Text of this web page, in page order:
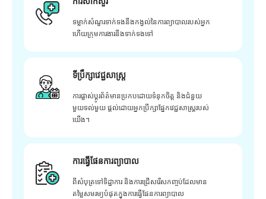
ទម្លាក់សំណួរទាក់ទងនឹងកង្វល់នៃការព្យាបាលរបស់អ្នក
ហើយក្រុមការងារនឹងទាក់ទងទៅ
ទីប្រឹក្សាវេជ្ជសាស្ត្រ
ការផ្លាស់ប្តូរព័ត៌មានប្រកបដោយទំនុកចិត្ត និងជំនួយ
មួយទល់មួយ ផ្តល់ដោយអ្នកប្រឹក្សាផ្នែកវេជ្ជសាស្រ្តរបស់
យើង។
ការធ្វើផែនការព្យាបាល
ពីសំបុត្រទៅទិដ្ឋាការ និងការជ្រើសរើសកញ្ចប់ដែលមាន
តម្លៃសមរម្យបំផុតក្នុងការធ្វើផែនការព្យាបាល